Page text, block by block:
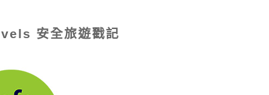
安全旅遊戳記